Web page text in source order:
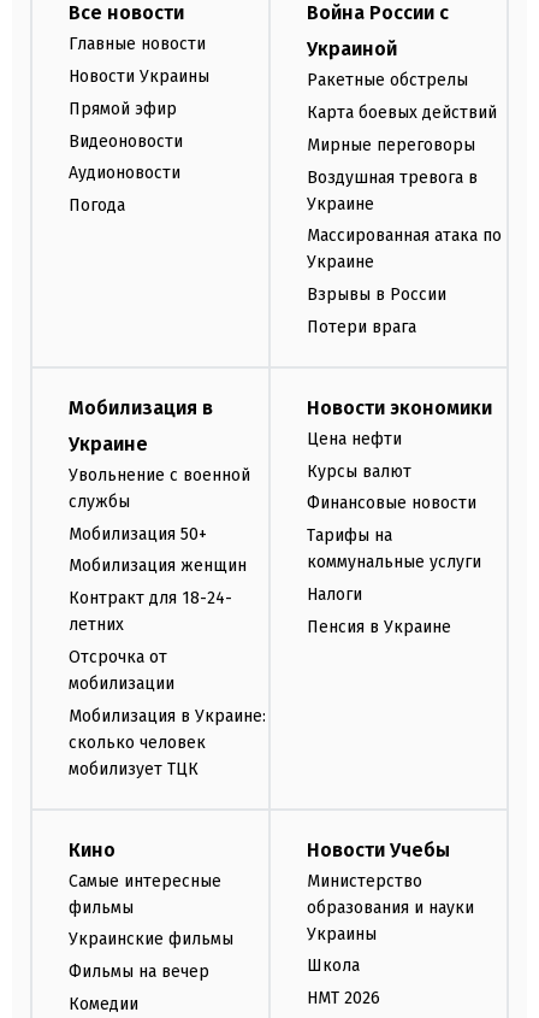
Все новости
Главные новости
Новости Украины
Прямой эфир
Видеоновости
Аудионовости
Погода
Война России с
Украиной
Ракетные обстрелы
Карта боевых действий
Мирные переговоры
Воздушная тревога в
Украине
Массированная атака по
Украине
Взрывы в России
Потери врага
Мобилизация в
Украине
Увольнение с военной
службы
Мобилизация 50+
Мобилизация женщин
Контракт для 18-24-
летних
Отсрочка от
мобилизации
Мобилизация в Украине:
сколько человек
мобилизует ТЦК
Новости экономики
Цена нефти
Курсы валют
Финансовые новости
Тарифы на
коммунальные услуги
Налоги
Пенсия в Украине
Кино
Самые интересные
фильмы
Украинские фильмы
Фильмы на вечер
Комедии
Новости Учебы
Министерство
образования и науки
Украины
Школа
НМТ 2026